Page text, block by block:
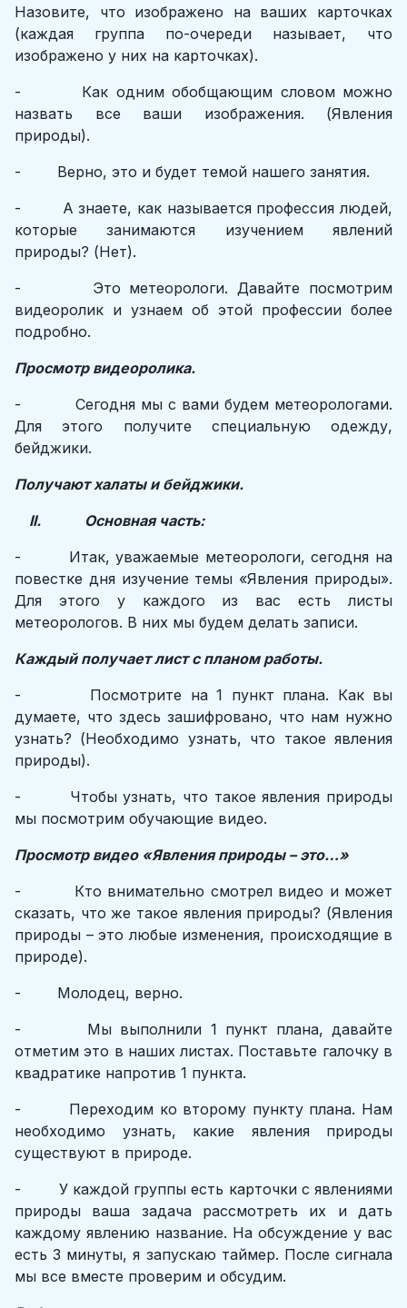
Назовите, что изображено на ваших карточках
(каждая группа по-очереди называет, что
изображено у них на карточках).
- Как одним обобщающим словом можно
назвать все ваши изображения. (Явления
природы).
- Верно, это и будет темой нашего занятия.
- А знаете, как называется профессия людей,
которые занимаются изучением явлений
природы? (Нет).
- Это метеорологи. Давайте посмотрим
видеоролик и узнаем об этой профессии более
подробно.
Просмотр видеоролика.
- Сегодня мы с вами будем метеорологами.
Для этого получите специальную одежду,
бейджики.
Получают халаты и бейджики.
II. Основная часть:
- Итак, уважаемые метеорологи, сегодня на
повестке дня изучение темы «Явления природы».
Для этого у каждого из вас есть листы
метеорологов. В них мы будем делать записи.
Каждый получает лист с планом работы.
- Посмотрите на 1 пункт плана. Как вы
думаете, что здесь зашифровано, что нам нужно
узнать? (Необходимо узнать, что такое явления
природы).
- Чтобы узнать, что такое явления природы
мы посмотрим обучающие видео.
Просмотр видео «Явления природы – это…»
- Кто внимательно смотрел видео и может
сказать, что же такое явления природы? (Явления
природы – это любые изменения, происходящие в
природе).
- Молодец, верно.
- Мы выполнили 1 пункт плана, давайте
отметим это в наших листах. Поставьте галочку в
квадратике напротив 1 пункта.
- Переходим ко второму пункту плана. Нам
необходимо узнать, какие явления природы
существуют в природе.
- У каждой группы есть карточки с явлениями
природы ваша задача рассмотреть их и дать
каждому явлению название. На обсуждение у вас
есть 3 минуты, я запускаю таймер. После сигнала
мы все вместе проверим и обсудим.